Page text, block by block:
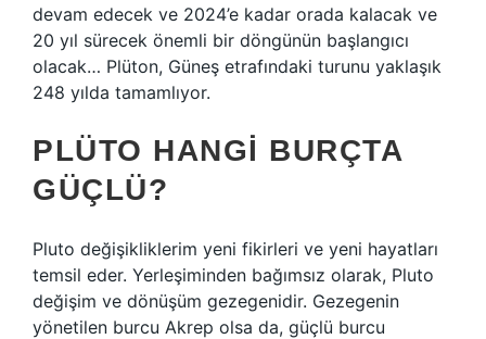
devam edecek ve 2024’e kadar orada kalacak ve
20 yıl sürecek önemli bir döngünün başlangıcı
olacak… Plüton, Güneş etrafındaki turunu yaklaşık
248 yılda tamamlıyor.
PLÜTO HANGI BURÇTA
GÜÇLÜ?
Pluto değişikliklerim yeni fikirleri ve yeni hayatları
temsil eder. Yerleşiminden bağımsız olarak, Pluto
değişim ve dönüşüm gezegenidir. Gezegenin
yönetilen burcu Akrep olsa da, güçlü burcu